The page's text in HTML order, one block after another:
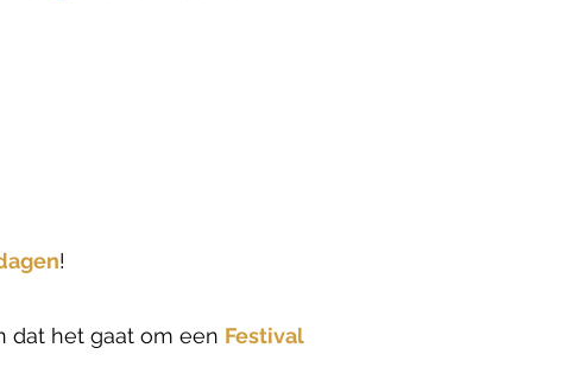
!
dat het gaat om een Festival